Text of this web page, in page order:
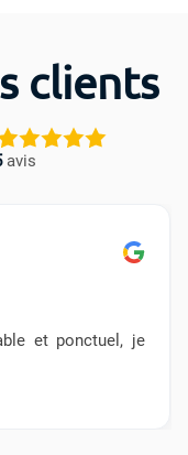
clients
avis
et ponctuel, je